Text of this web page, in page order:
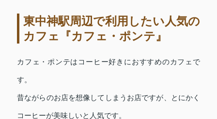
東中神駅周辺で利用したい人気の
カフェ『カフェ・ポンテ』
カフェ・ポンテはコーヒー好きにおすすめのカフェで
す。
昔ながらのお店を想像してしまうお店ですが、とにかく
コーヒーが美味しいと人気です。